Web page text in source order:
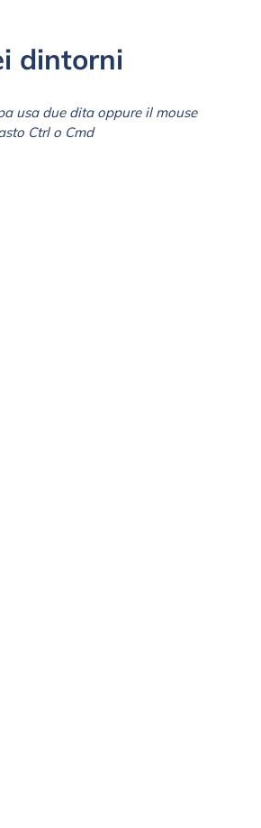
dintorni
usa due dita oppure il mouse
Ctrl o Cmd